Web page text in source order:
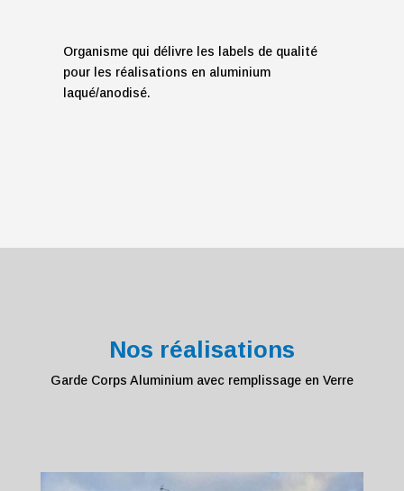
Organisme qui délivre les labels de qualité
pour les réalisations en aluminium
laqué/anodisé.
Nos réalisations
Garde Corps Aluminium avec remplissage en Verre